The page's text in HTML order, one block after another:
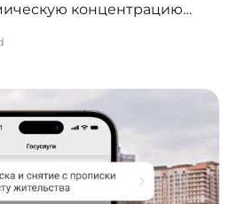
концентрацию
по цифровизации
"Рассмотрение
на экономическую
услугополучатели могут
о получении